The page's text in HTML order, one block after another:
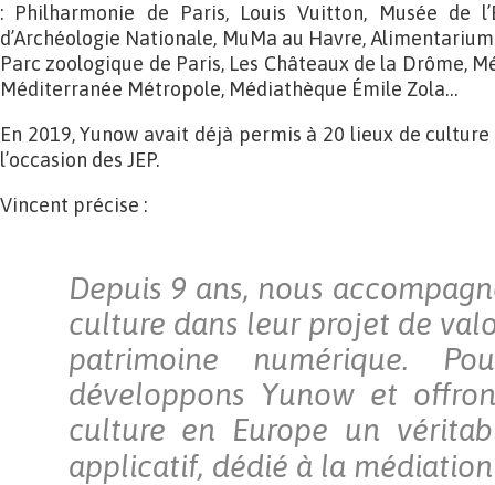
: Philharmonie de Paris, Louis Vuitton, Musée de
d’Archéologie Nationale, MuMa au Havre,
Parc zoologique de Paris, Les Châteaux de la Drôme,
Méditerranée Métropole, Médiathèque Émile Zola…
En 2019, Yunow avait déjà permis à 20 lieux de
l’occasion des JEP.
Vincent précise :
Depuis 9 ans, nous
culture dans leur projet de
patrimoine numérique.
développons Yunow et
culture en Europe un
applicatif, dédié à la